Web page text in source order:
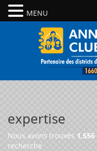
expertise
Nous avons trouvés 1,556
recherche
MENU